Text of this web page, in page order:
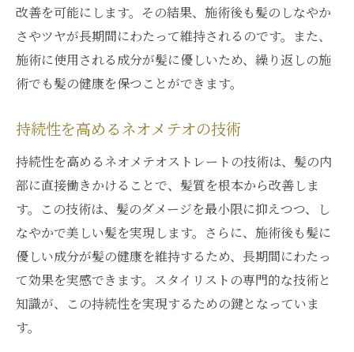
改善を可能にします。その結果、施術後も髪のしなやか
さやツヤが長期間にわたって維持されるのです。また、
施術に使用される成分が髪に優しいため、繰り返しの施
術でも髪の健康を保つことができます。
持続性を高めるネオメテオの技術
持続性を高めるネオメテオストレートの技術は、髪の内
部に直接働きかけることで、髪質を根本から改善しま
す。この技術は、髪のダメージを最小限に抑えつつ、し
なやかで美しい髪を実現します。さらに、施術後も髪に
優しい成分が髪の健康を維持するため、長期間にわたっ
て効果を実感できます。スタイリストの専門的な技術と
知識が、この持続性を実現するための鍵となっていま
す。